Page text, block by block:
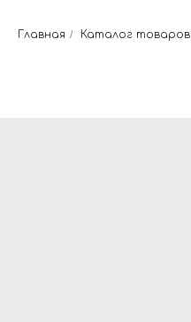
Главная / Каталог товаров